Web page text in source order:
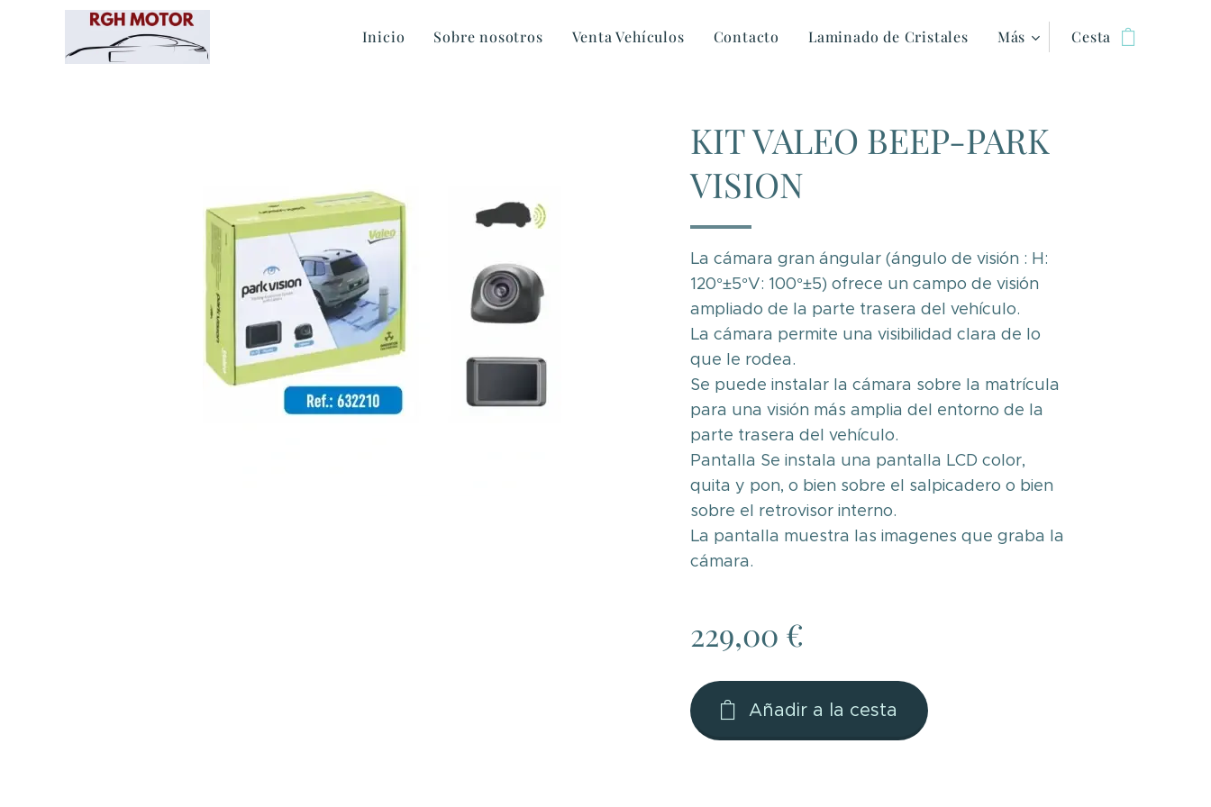
Inicio Sobre nosotros Venta Vehículos Contacto Laminado de Cristales Más Cesta
KIT VALEO BEEP-PARK
VISION
La cámara gran ángular (ángulo de visión : H:
120°±5°V: 100°±5) ofrece un campo de visión
ampliado de la parte trasera del vehículo.
La cámara permite una visibilidad clara de lo
que le rodea.
Se puede instalar la cámara sobre la matrícula
para una visión más amplia del entorno de la
parte trasera del vehículo.
Pantalla Se instala una pantalla LCD color,
quita y pon, o bien sobre el salpicadero o bien
sobre el retrovisor interno.
La pantalla muestra las imagenes que graba la
cámara.
229,00 €
Añadir a la cesta